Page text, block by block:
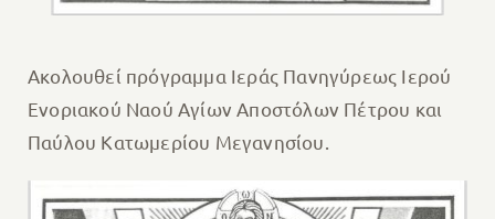
Ακολουθεί πρόγραμμα Ιεράς Πανηγύρεως Ιερού
Ενοριακού Ναού Αγίων Αποστόλων Πέτρου και
Παύλου Κατωμερίου Μεγανησίου.